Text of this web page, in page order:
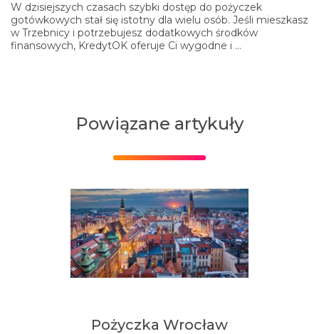
W dzisiejszych czasach szybki dostęp do pożyczek
gotówkowych stał się istotny dla wielu osób. Jeśli mieszkasz
w Trzebnicy i potrzebujesz dodatkowych środków
finansowych, KredytOK oferuje Ci wygodne i …
Powiązane artykuły
Pożyczka Wrocław